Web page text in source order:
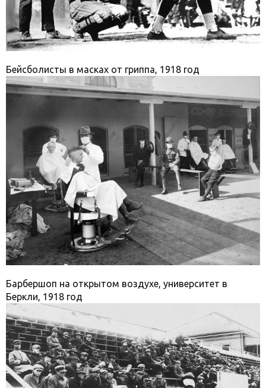
Бейсболисты в масках от гриппа, 1918 год
Барбершоп на открытом воздухе, университет в
Беркли, 1918 год